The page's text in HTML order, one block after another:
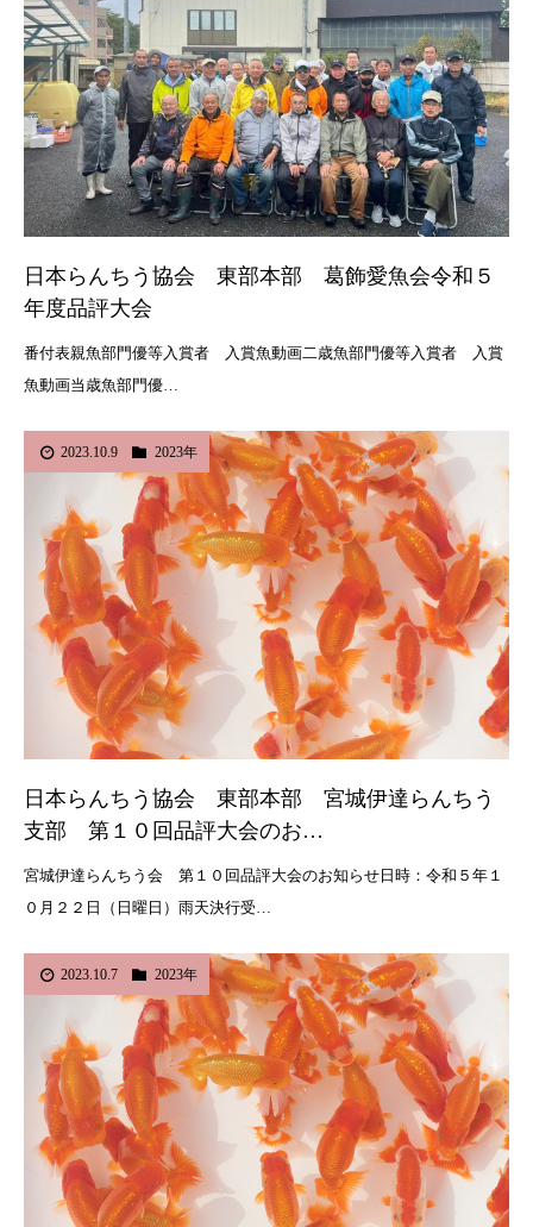
日本らんちう協会 東部本部 葛飾愛魚会令和５
年度品評大会
番付表親魚部門優等入賞者 入賞魚動画二歳魚部門優等入賞者 入賞
魚動画当歳魚部門優…
2023.10.9 2023年
日本らんちう協会 東部本部 宮城伊達らんちう
支部 第１０回品評大会のお…
宮城伊達らんちう会 第１０回品評大会のお知らせ日時：令和５年１
０月２２日（日曜日）雨天決行受…
2023.10.7 2023年